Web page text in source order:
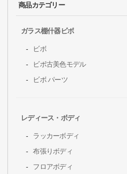
商品カテゴリー
ガラス棚什器ビボ
ビボ
ビボ古美色モデル
ビボ パーツ
レディース・ボディ
ラッカーボディ
布張りボディ
フロアボディ